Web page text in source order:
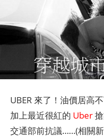
UBER 來了！油價居高
加上最近很紅的 Uber
交通部前抗議……(相關新